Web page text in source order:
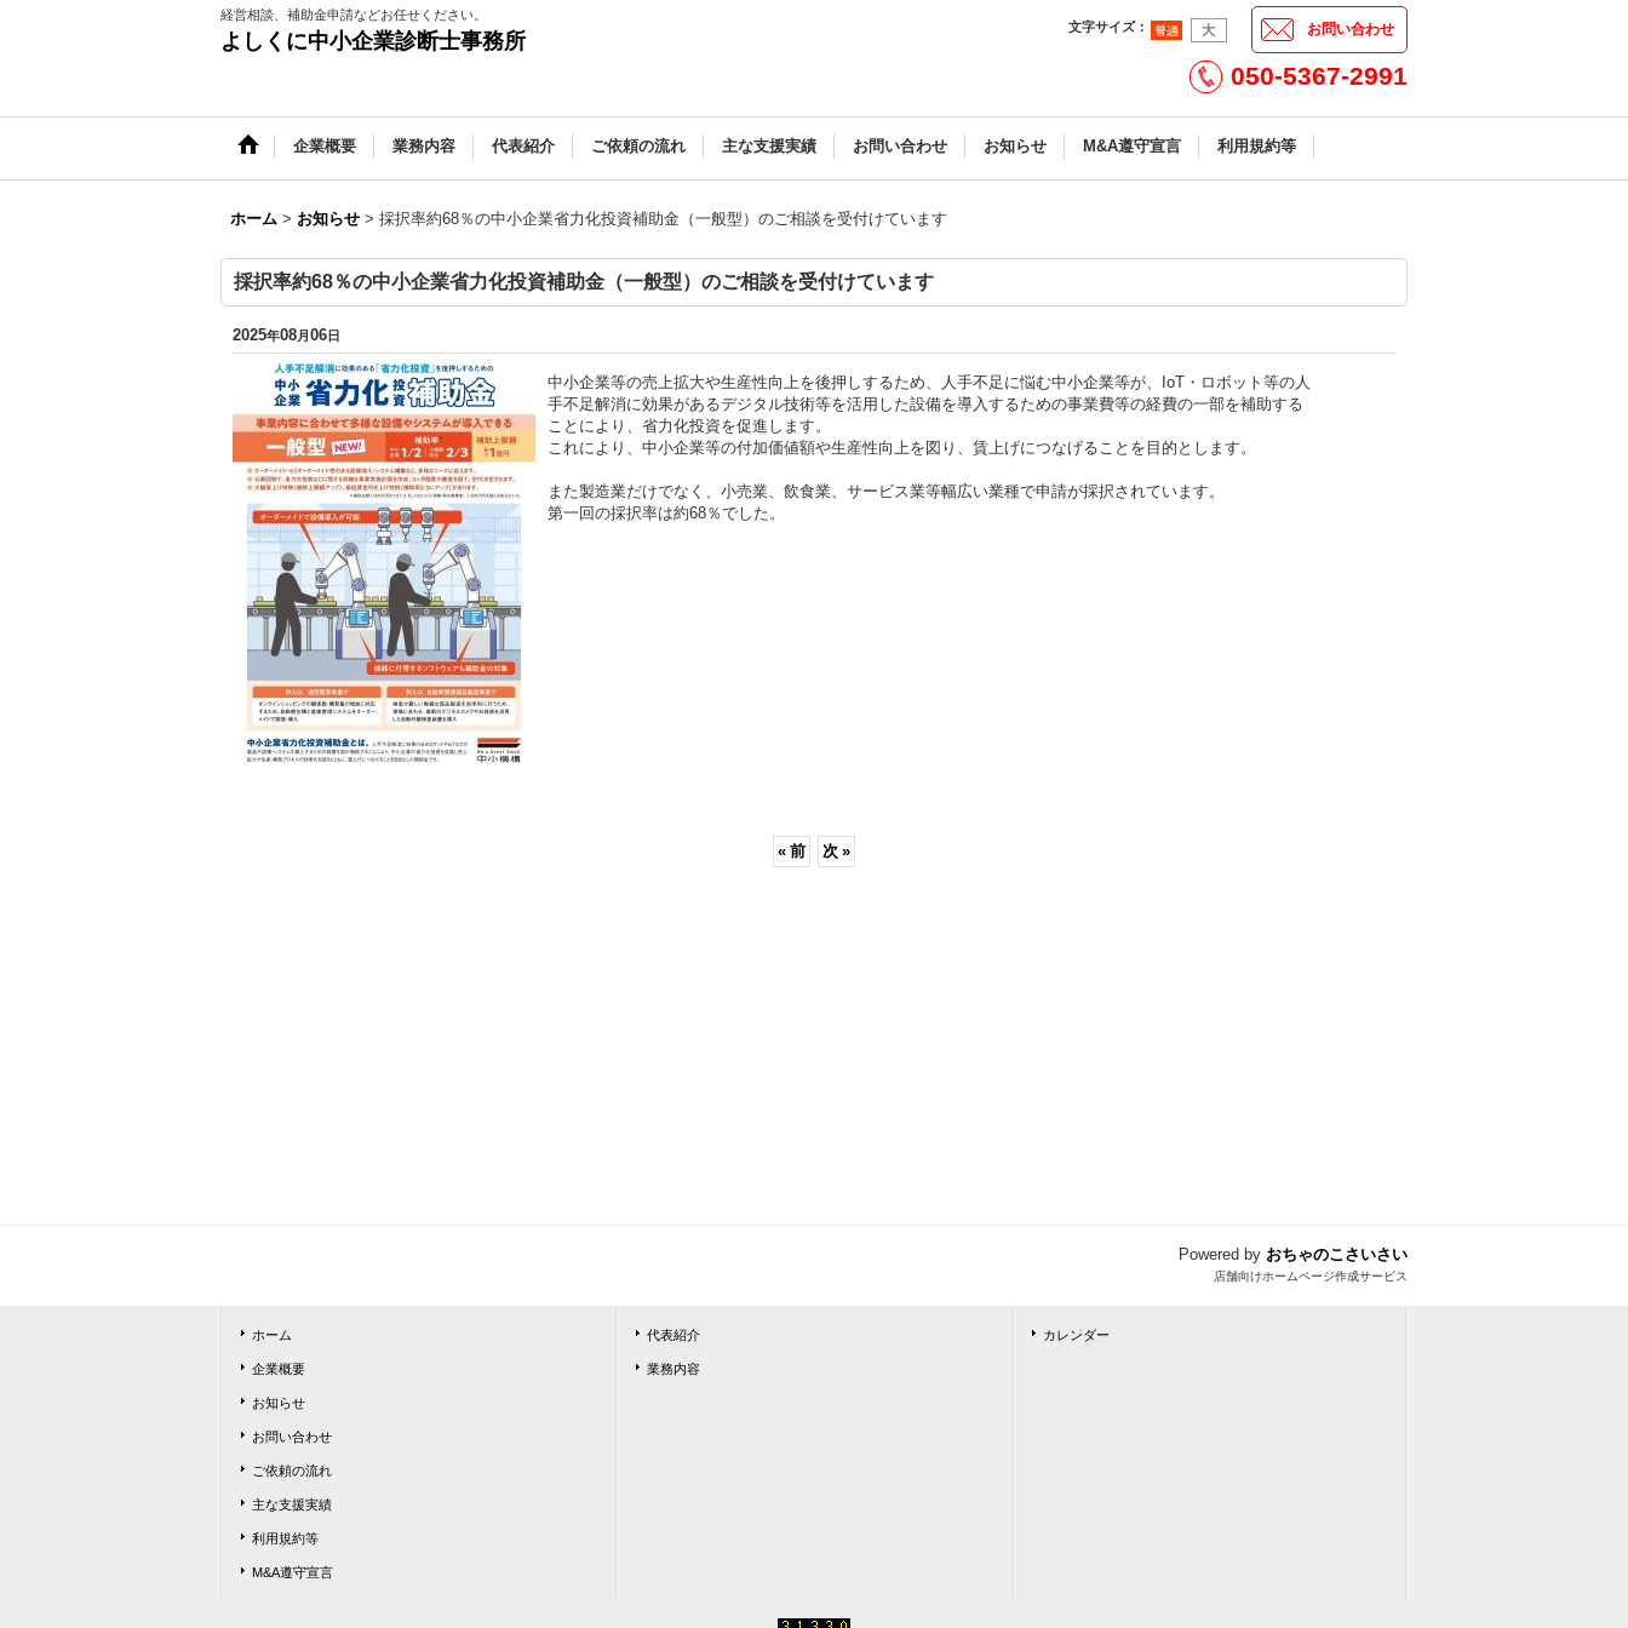
経営相談、補助金申請などお任せください。
よしくに中小企業診断士事務所 お問い合わせ
文字サイズ：
050-5367-2991
企業概要 業務内容 代表紹介 ご依頼の流れ 主な支援実績 お問い合わせ お知らせ M&A遵守宣言 利用規約等
ホーム > お知らせ > 採択率約68％の中小企業省力化投資補助金（一般型）のご相談を受付けています
採択率約68％の中小企業省力化投資補助金（一般型）のご相談を受付けています
2025年08月06日
中小企業等の売上拡大や生産性向上を後押しするため、人手不足に悩む中小企業等が、IoT・ロボット等の人
手不足解消に効果があるデジタル技術等を活用した設備を導入するための事業費等の経費の一部を補助する
ことにより、省力化投資を促進します。
これにより、中小企業等の付加価値額や生産性向上を図り、賃上げにつなげることを目的とします。
また製造業だけでなく、小売業、飲食業、サービス業等幅広い業種で申請が採択されています。
第一回の採択率は約68％でした。
« 前 次 »
Powered by おちゃのこさいさい
店舗向けホームページ作成サービス
ホーム
企業概要
お知らせ
お問い合わせ
ご依頼の流れ
主な支援実績
利用規約等
M&A遵守宣言
代表紹介
業務内容
カレンダー